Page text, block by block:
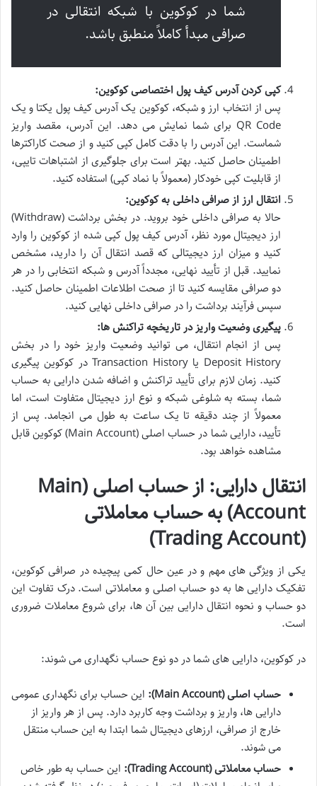
شما در کوکوین با شبکه انتقالی در
صرافی مبدأ کاملاً منطبق باشد.
کپی کردن آدرس کیف پول اختصاصی کوکوین:
پس از انتخاب ارز و شبکه، کوکوین یک آدرس کیف پول یکتا و یک
QR Code برای شما نمایش می دهد. این آدرس، مقصد واریز
شماست. این آدرس را با دقت کامل کپی کنید و از صحت کاراکترها
اطمینان حاصل کنید. بهتر است برای جلوگیری از اشتباهات تایپی،
از قابلیت کپی خودکار (معمولاً با نماد کپی) استفاده کنید.
انتقال ارز از صرافی داخلی به کوکوین:
حالا به صرافی داخلی خود بروید. در بخش برداشت (Withdraw)
ارز دیجیتال مورد نظر، آدرس کیف پول کپی شده از کوکوین را وارد
کنید و میزان ارز دیجیتالی که قصد انتقال آن را دارید، مشخص
نمایید. قبل از تأیید نهایی، مجدداً آدرس و شبکه انتخابی را در هر
دو صرافی مقایسه کنید تا از صحت اطلاعات اطمینان حاصل کنید.
سپس فرآیند برداشت را در صرافی داخلی نهایی کنید.
پیگیری وضعیت واریز در تاریخچه تراکنش ها:
پس از انجام انتقال، می توانید وضعیت واریز خود را در بخش
Deposit History یا Transaction History در کوکوین پیگیری
کنید. زمان لازم برای تأیید تراکنش و اضافه شدن دارایی به حساب
شما، بسته به شلوغی شبکه و نوع ارز دیجیتال متفاوت است، اما
معمولاً از چند دقیقه تا یک ساعت به طول می انجامد. پس از
تأیید، دارایی شما در حساب اصلی (Main Account) کوکوین قابل
مشاهده خواهد بود.
انتقال دارایی: از حساب اصلی (Main
Account) به حساب معاملاتی
(Trading Account)
یکی از ویژگی های مهم و در عین حال کمی پیچیده در صرافی کوکوین،
تفکیک دارایی ها به دو حساب اصلی و معاملاتی است. درک تفاوت این
دو حساب و نحوه انتقال دارایی بین آن ها، برای شروع معاملات ضروری
است.
در کوکوین، دارایی های شما در دو نوع حساب نگهداری می شوند:
حساب اصلی (Main Account):
این حساب برای نگهداری عمومی
دارایی ها، واریز و برداشت وجه کاربرد دارد. پس از هر واریز از
خارج از صرافی، ارزهای دیجیتال شما ابتدا به این حساب منتقل
می شوند.
حساب معاملاتی (Trading Account):
این حساب به طور خاص